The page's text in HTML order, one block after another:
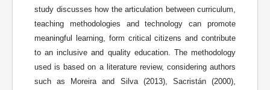
study discusses how the articulation between curriculum,
teaching methodologies and technology can promote
meaningful learning, form critical citizens and contribute
to an inclusive and quality education. The methodology
used is based on a literature review, considering authors
such as Moreira and Silva (2013), Sacristán (2000),